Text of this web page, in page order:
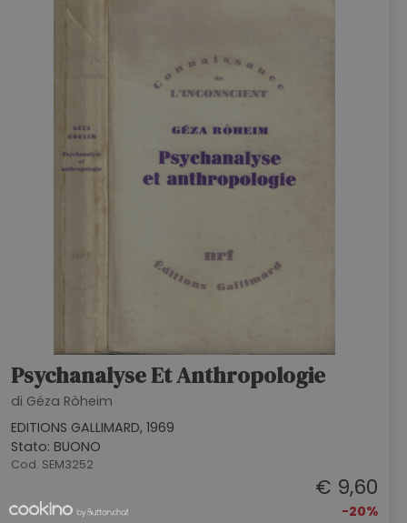
Psychanalyse Et Anthropologie
di Géza Ròheim
EDITIONS GALLIMARD, 1969
Stato: BUONO
Cod. SEM3252
€ 9,60
-20%